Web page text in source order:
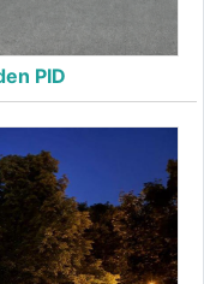
PID